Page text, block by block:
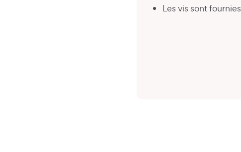
Les vis sont fournies